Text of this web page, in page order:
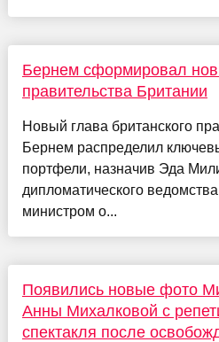
Бернем сформировал
правительства Британии
Новый глава британского
Бернем распределил
портфели, назначив Эда
дипломатического
министром о...
Появились новые фото
Анны Михалковой с
спектакля после